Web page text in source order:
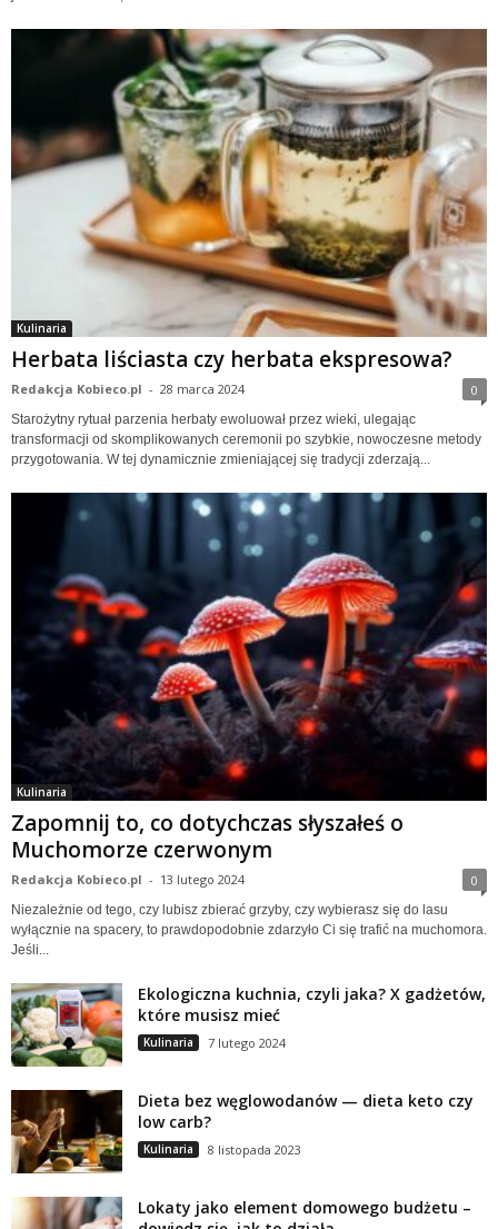
Kulinaria
Herbata liściasta czy herbata ekspresowa?
Redakcja Kobieco.pl - 28 marca 2024 0
Starożytny rytuał parzenia herbaty ewoluował przez wieki, ulegając
transformacji od skomplikowanych ceremonii po szybkie, nowoczesne metody
przygotowania. W tej dynamicznie zmieniającej się tradycji zderzają...
Kulinaria
Zapomnij to, co dotychczas słyszałeś o
Muchomorze czerwonym
Redakcja Kobieco.pl - 13 lutego 2024 0
Niezależnie od tego, czy lubisz zbierać grzyby, czy wybierasz się do lasu
wyłącznie na spacery, to prawdopodobnie zdarzyło Ci się trafić na muchomora.
Jeśli...
Ekologiczna kuchnia, czyli jaka? X gadżetów,
które musisz mieć
Kulinaria 7 lutego 2024
Dieta bez węglowodanów — dieta keto czy
low carb?
Kulinaria 8 listopada 2023
Lokaty jako element domowego budżetu –